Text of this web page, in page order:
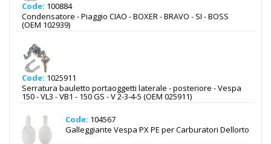
Code: 100884
Condensatore - Piaggio CIAO - BOXER - BRAVO - SI - BOSS
(OEM 102939)
Code: 1025911
Serratura bauletto portaoggetti laterale - posteriore - Vespa
150 - VL3 - VB1 - 150 GS - V 2-3-4-5 (OEM 025911)
Code: 104567
Galleggiante Vespa PX PE per Carburatori Dellorto